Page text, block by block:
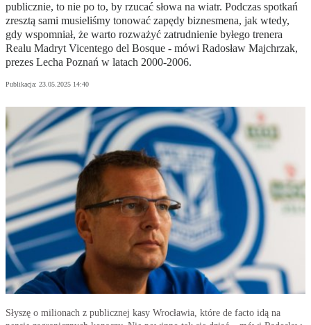
publicznie, to nie po to, by rzucać słowa na wiatr. Podczas spotkań
zresztą sami musieliśmy tonować zapędy biznesmena, jak wtedy,
gdy wspomniał, że warto rozważyć zatrudnienie byłego trenera
Realu Madryt Vicentego del Bosque - mówi Radosław Majchrzak,
prezes Lecha Poznań w latach 2000-2006.
Publikacja: 23.05.2025 14:40
Słyszę o milionach z publicznej kasy Wrocławia, które de facto idą na